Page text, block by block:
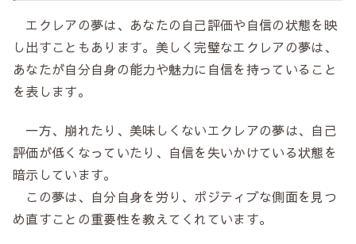
エクレアの夢は、あなたの自己評価や自信の状態を映
し出すこともあります。美しく完璧なエクレアの夢は、
あなたが自分自身の能力や魅力に自信を持っていること
を表します。
一方、崩れたり、美味しくないエクレアの夢は、自己
評価が低くなっていたり、自信を失いかけている状態を
暗示しています。
この夢は、自分自身を労り、ポジティブな側面を見つ
め直すことの重要性を教えてくれています。